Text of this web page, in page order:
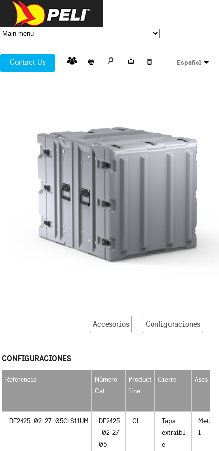
Contact Us Español
Accesorios Configuraciones
CONFIGURACIONES
Referencia
Número
Cat
Product
line
Cierre Asas
DE2425_02_27_05CLS11UM
DE2425
-02-27-
05
CL
Tapa
extraíbl
e
Meta
l